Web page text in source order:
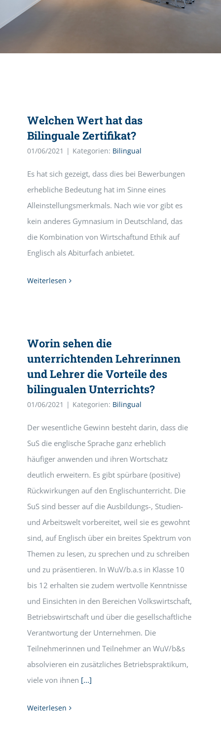
Welchen Wert hat das
Bilinguale Zertifikat?
01/06/2021 | Kategorien: Bilingual
Es hat sich gezeigt, dass dies bei Bewerbungen
erhebliche Bedeutung hat im Sinne eines
Alleinstellungsmerkmals. Nach wie vor gibt es
kein anderes Gymnasium in Deutschland, das
die Kombination von Wirtschaftund Ethik auf
Englisch als Abiturfach anbietet.
Weiterlesen
Worin sehen die
unterrichtenden Lehrerinnen
und Lehrer die Vorteile des
bilingualen Unterrichts?
01/06/2021 | Kategorien: Bilingual
Der wesentliche Gewinn besteht darin, dass die
SuS die englische Sprache ganz erheblich
häufiger anwenden und ihren Wortschatz
deutlich erweitern. Es gibt spürbare (positive)
Rückwirkungen auf den Englischunterricht. Die
SuS sind besser auf die Ausbildungs-, Studien-
und Arbeitswelt vorbereitet, weil sie es gewohnt
sind, auf Englisch über ein breites Spektrum von
Themen zu lesen, zu sprechen und zu schreiben
und zu präsentieren. In WuV/b.a.s in Klasse 10
bis 12 erhalten sie zudem wertvolle Kenntnisse
und Einsichten in den Bereichen Volkswirtschaft,
Betriebswirtschaft und über die gesellschaftliche
Verantwortung der Unternehmen. Die
Teilnehmerinnen und Teilnehmer an WuV/b&s
absolvieren ein zusätzliches Betriebspraktikum,
viele von ihnen [...]
Weiterlesen